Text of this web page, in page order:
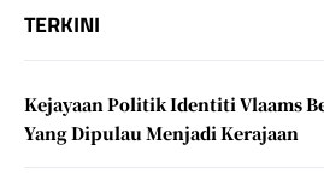
TERKINI
Kejayaan Politik Identiti Vlaams
Yang Dipulau Menjadi Kerajaan